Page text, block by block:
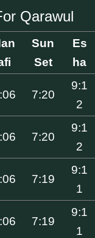
Qarawul
Sun
Set
Es
ha
7:20
9:1
2
7:20
9:1
2
7:19
9:1
1
7:19
9:1
1